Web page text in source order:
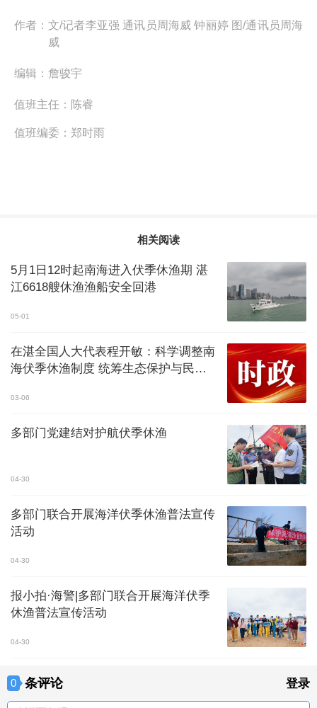
作者： 文/记者李亚强 通讯员周海威 钟丽婷 图/通讯员周海
威
编辑： 詹骏宇
值班主任： 陈睿
值班编委： 郑时雨
相关阅读
5月1日12时起南海进入伏季休渔期 湛
江6618艘休渔渔船安全回港
05-01
在湛全国人大代表程开敏：科学调整南
海伏季休渔制度 统筹生态保护与民生
03-06
多部门党建结对护航伏季休渔
04-30
多部门联合开展海洋伏季休渔普法宣传
活动
04-30
报小拍·海警|多部门联合开展海洋伏季
休渔普法宣传活动
04-30
0 条评论 登录